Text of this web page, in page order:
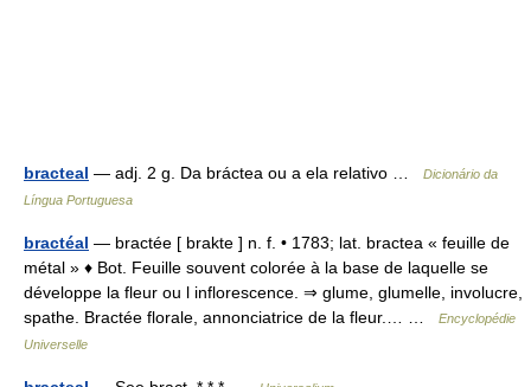
bracteal — adj. 2 g. Da bráctea ou a ela relativo …
Dicionário da
Língua Portuguesa
bractéal — bractée [ brakte ] n. f. • 1783; lat. bractea « feuille de
métal » ♦ Bot. Feuille souvent colorée à la base de laquelle se
développe la fleur ou l inflorescence. ⇒ glume, glumelle, involucre,
spathe. Bractée florale, annonciatrice de la fleur.… …
Encyclopédie
Universelle